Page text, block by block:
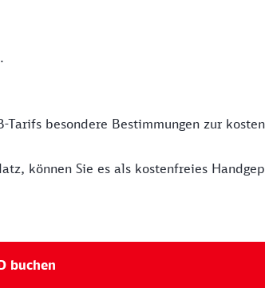
besondere Bestimmungen zur
können Sie es als kostenfreies
buchen